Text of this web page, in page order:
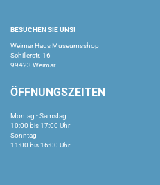
BESUCHEN SIE UNS!
Weimar Haus Museumsshop
Schillerstr. 16
99423 Weimar
ÖFFNUNGSZEITEN
Montag - Samstag
10:00 bis 17:00 Uhr
Sonntag
11:00 bis 16:00 Uhr